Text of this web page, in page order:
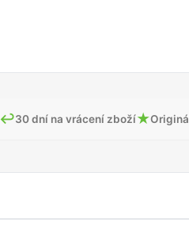
↩30 dní na vrácení zboží★